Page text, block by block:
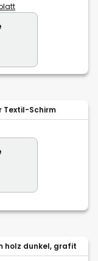
Textil-Schirm
holz dunkel, grafit